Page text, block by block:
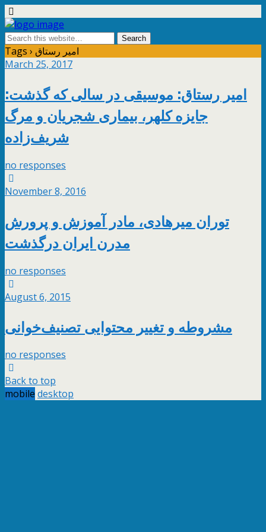
Tags › امیر رستاق
March 25, 2017
امیر رستاق: موسیقی در سالی که گذشت:
جایزه کلهر، بیماری شجریان و مرگ
شریف‌زاده
no responses
November 8, 2016
توران میرهادی، مادر آموزش و پرورش
مدرن ایران درگذشت
no responses
August 6, 2015
مشروطه و تغییر محتوایی تصنیف‌خوانی
no responses
Back to top
mobile desktop